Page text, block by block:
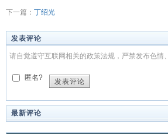
下一篇： 丁绍光
发表评论
请自觉遵守互联网相关的政策法规，严禁发布色情
匿名?
发表评论
最新评论